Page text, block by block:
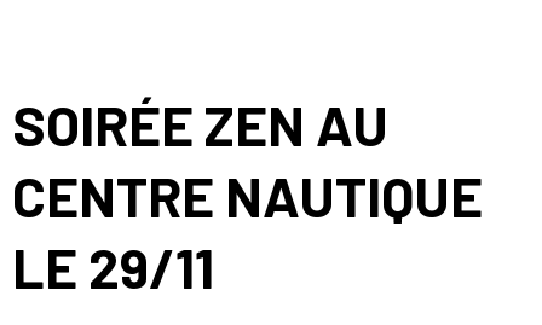
SOIRÉE ZEN AU
CENTRE NAUTIQUE
LE 29/11